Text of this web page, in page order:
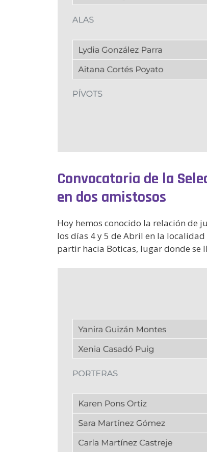
Convocatoria de la
en dos amistosos
Hoy hemos conocido la relación de
los días 4 y 5 de Abril en la
partir hacia Boticas, lugar donde se